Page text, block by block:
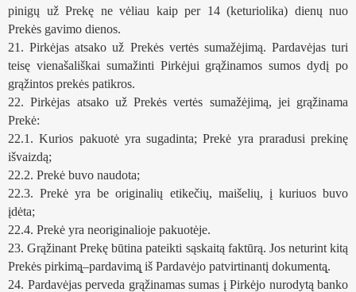
pinigų už Prekę ne vėliau kaip per 14 (keturiolika) dienų nuo
Prekės gavimo dienos.
21. Pirkėjas atsako už Prekės vertės sumažėjimą. Pardavėjas turi
teisę vienašališkai sumažinti Pirkėjui grąžinamos sumos dydį po
grąžintos prekės patikros.
22. Pirkėjas atsako už Prekės vertės sumažėjimą, jei grąžinama
Prekė:
22.1. Kurios pakuotė yra sugadinta; Prekė yra praradusi prekinę
išvaizdą;
22.2. Prekė buvo naudota;
22.3. Prekė yra be originalių etikečių, maišelių, į kuriuos buvo
įdėta;
22.4. Prekė yra neoriginalioje pakuotėje.
23. Grąžinant Prekę būtina pateikti sąskaitą faktūrą. Jos neturint kitą
Prekės pirkimą̨–pardavimą̨ iš Pardavėjo patvirtinantį dokumentą̨.
24. Pardavėjas perveda grąžinamas sumas į Pirkėjo nurodytą banko